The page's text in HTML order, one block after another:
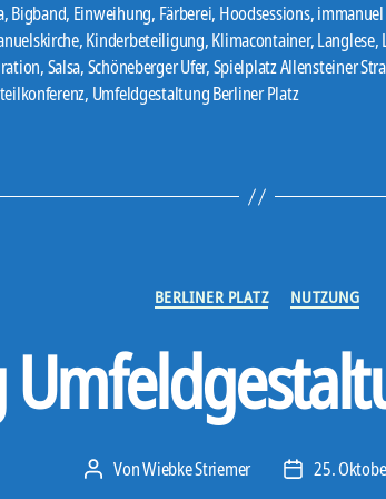
,Bigband, Einweihung, Färberei, Hoodsessions,
,Kinderbeteiligung,Klimacontainer,Langlese,
,Salsa,Schöneberger Ufer,Spielplatz Allensteiner
, Umfeldgestaltung Berliner Platz
Kategorien
BERLINER PLATZ NUTZUNG
Beitragsautor
VonWiebke Striemer 25.